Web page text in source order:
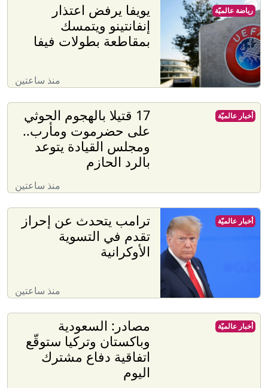
يويفا يرفض اعتذار
إنفانتينو ويتمسك
بمقاطعة بطولات فيفا
منذ ساعتين
رياضة عالميّة
17 قتيلا بالهجوم الحوثي
على حضرموت ومأرب..
ومجلس القيادة يتوعد
بالرد الحازم
منذ ساعتين
أخبار عالميّة
ترامب يتحدث عن إحراز
تقدم في التسوية
الأوكرانية
منذ ساعتين
أخبار عالميّة
مصادر: السعودية
وباكستان وتركيا ستوقّع
اتفاقية دفاع مشترك
اليوم
أخبار عالميّة